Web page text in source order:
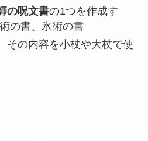
の呪文書の1つを作成す
の書、氷術の書
その内容を小杖や大杖で使